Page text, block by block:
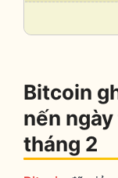
Bitcoin
nến
tháng 2